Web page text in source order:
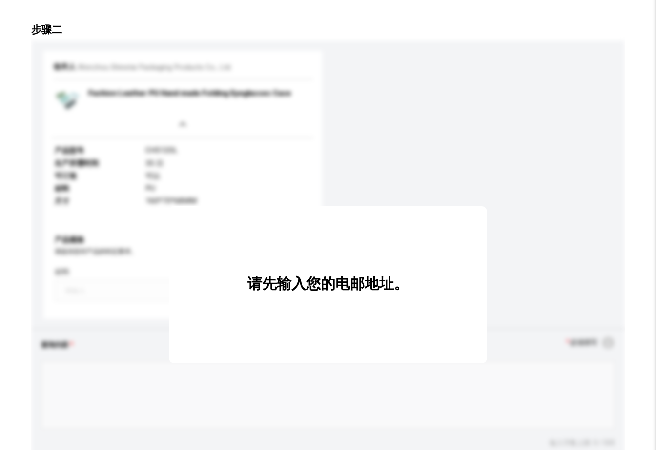
步骤二
收件人 Wenzhou Shinetai Packaging Products Co., Ltd.
Fashion Leather PU Hand made Folding Eyeglasses Case
产品型号
CH5120L
生产所需时间
可订造
可以
材料
160*70*68MM
产品规格
新增/删除选项
查询内容 必须填写
请先输入您的电邮地址。